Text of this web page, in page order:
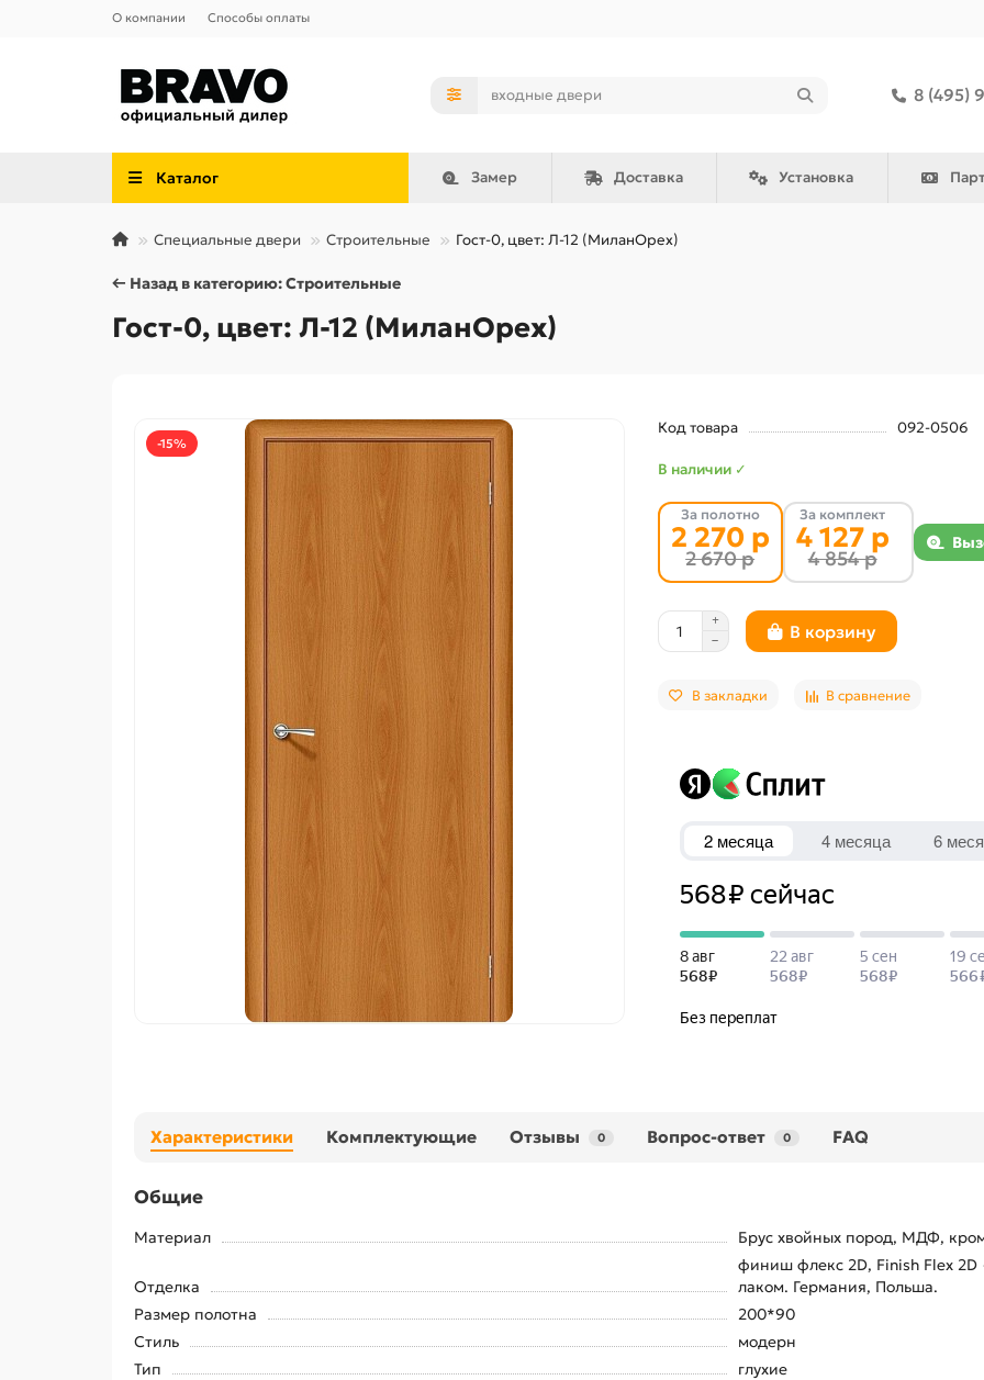
О компании Способы оплаты
8 (495)
Каталог Замер Доставка Установка
Специальные двери Строительные Гост-0, цвет: Л-12 (МиланОрех)
← Назад в категорию: Строительные
Гост-0, цвет: Л-12 (МиланОрех)
-15%
Код товара 092-0506
В наличии ✓
За полотно
2 670 р
2 270 р
За комплект
4 854 р
4 127 р
В корзину
В закладки В сравнение
Характеристики Комплектующие Отзывы 0 Вопрос-ответ 0 FAQ
Общие
Материал Брус хвойных пород, МДФ,
Отделка
финиш флекс 2D, Finish Flex
лаком. Германия, Польша.
Размер полотна
200*90
Стиль
модерн
Тип
глухие